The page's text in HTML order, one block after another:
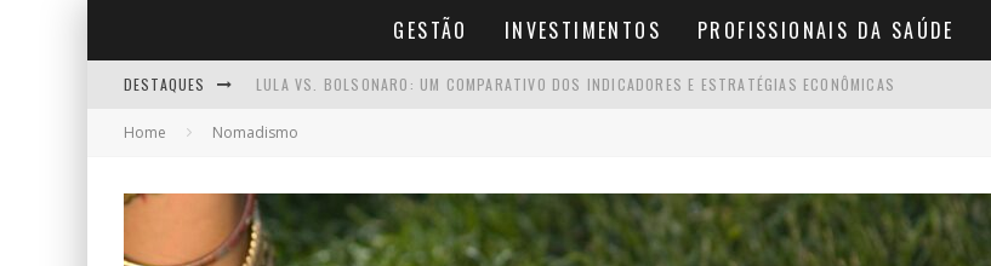
GESTÃO INVESTIMENTOS PROFISSIONAIS DA SAÚDE
DESTAQUES LULA VS. BOLSONARO: UM COMPARATIVO DOS INDICADORES E ESTRATÉGIAS ECONÔMICAS
MEI QUE FATURA MAIS DE R$ 81 MIL: O QUE ACONTECE E COMO RESOLVER SEM MULTA
POR QUE É TÃO DOLOROSO MIGRAR DE MEI PARA ME?
Home Nomadismo